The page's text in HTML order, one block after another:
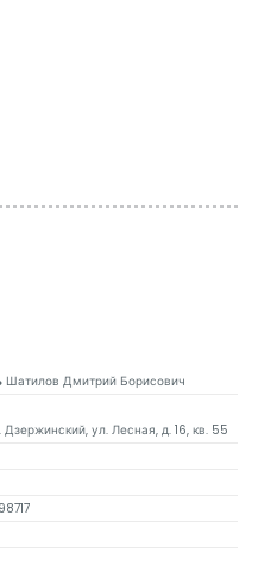
Шатилов Дмитрий Борисович
ул. Лесная, д. 16, кв. 55